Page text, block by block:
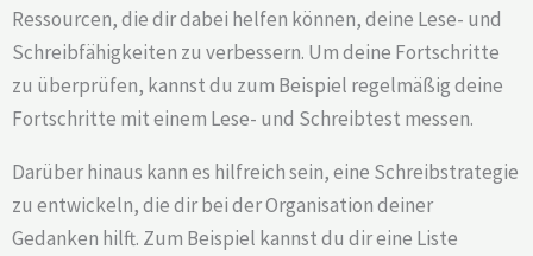
Ressourcen, die dir dabei helfen können, deine Lese- und
Schreibfähigkeiten zu verbessern. Um deine Fortschritte
zu überprüfen, kannst du zum Beispiel regelmäßig deine
Fortschritte mit einem Lese- und Schreibtest messen.
Darüber hinaus kann es hilfreich sein, eine Schreibstrategie
zu entwickeln, die dir bei der Organisation deiner
Gedanken hilft. Zum Beispiel kannst du dir eine Liste